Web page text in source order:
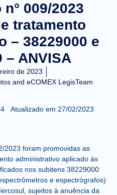
009/2023
tratamento
– 38229000 e
– ANVISA
de 2023
and eCOMEX LegisTeam
Atualizado em 27/02/2023
2023 foram promovidas as
administrativo aplicado às
nos subitens 38229000
e espectrógrafos)
sujeitos à anuência da